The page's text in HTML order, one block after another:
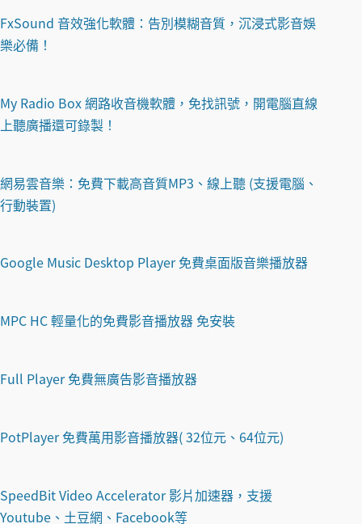
FxSound 音效強化軟體：告別模糊音質，沉浸式影音娛
樂必備！
My Radio Box 網路收音機軟體，免找訊號，開電腦直線
上聽廣播還可錄製！
網易雲音樂：免費下載高音質MP3、線上聽 (支援電腦、
行動裝置)
Google Music Desktop Player 免費桌面版音樂播放器
MPC HC 輕量化的免費影音播放器 免安裝
Full Player 免費無廣告影音播放器
PotPlayer 免費萬用影音播放器( 32位元、64位元)
SpeedBit Video Accelerator 影片加速器，支援
Youtube、土豆網、Facebook等